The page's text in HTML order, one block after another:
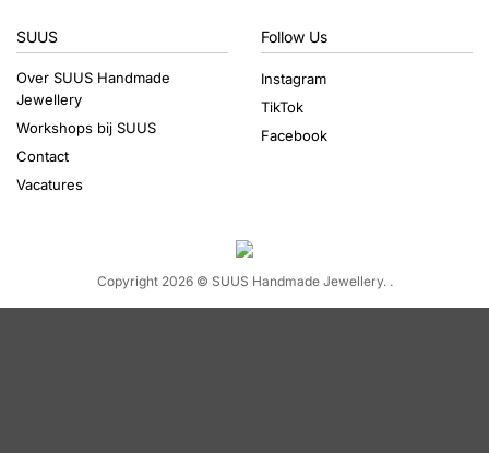
SUUS
Over SUUS Handmade
Jewellery
Workshops bij SUUS
Contact
Vacatures
Follow Us
Instagram
TikTok
Facebook
Copyright 2026 © SUUS Handmade Jewellery. .